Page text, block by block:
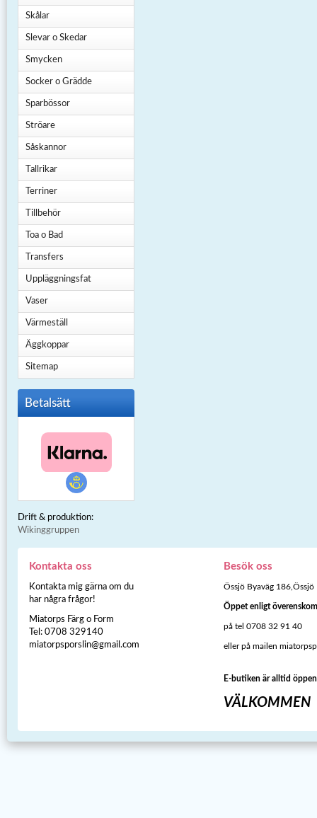
Skålar
Slevar o Skedar
Smycken
Socker o Grädde
Sparbössor
Ströare
Såskannor
Tallrikar
Terriner
Tillbehör
Toa o Bad
Transfers
Uppläggningsfat
Vaser
Värmeställ
Äggkoppar
Sitemap
Betalsätt
Drift & produktion:
Wikinggruppen
Kontakta oss
Kontakta mig gärna om du
har några frågor!
Miatorps Färg o Form
Tel: 0708 329140
miatorpsporslin@gmail.com
Besök oss
Össjö Byaväg 186,Össjö
Öppet enligt
på tel 0708 32 91 40
eller på mailen
E-butiken är alltid öppen
VÄLKOMMEN